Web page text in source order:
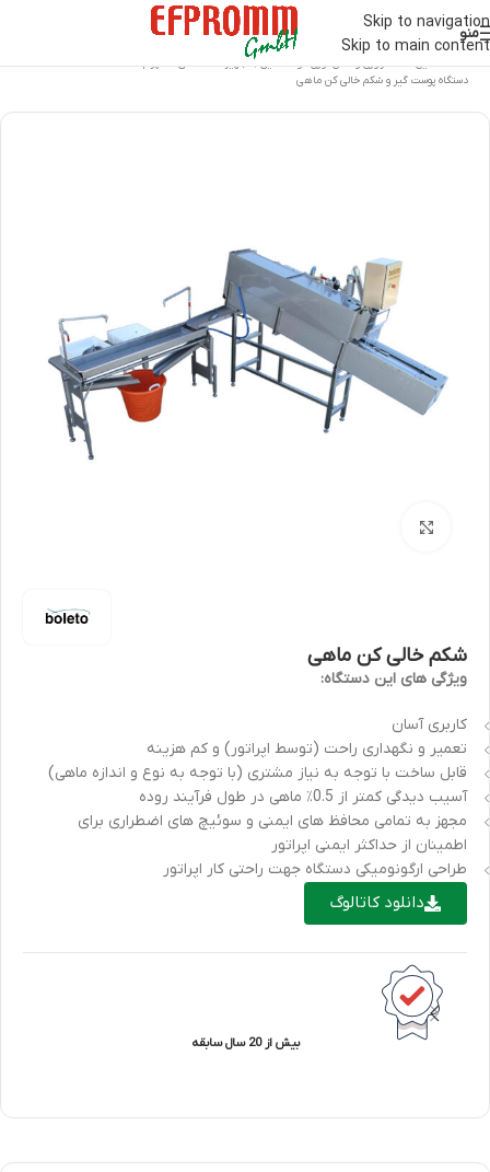
Skip to navigation
Skip to main content
منو
خانه/ماشین آلات فرآوری و عمل آوری مواد غذایی | تجهیزات صنعتی اف پرام/
دستگاه پوست گیر و شکم خالی کن ماهی
شکم خالی کن ماهی
ویژگی های این دستگاه:
کاربری آسان
تعمیر و نگهداری راحت (توسط اپراتور) و کم هزینه
قابل ساخت با توجه به نیاز مشتری (با توجه به نوع و اندازه ماهی)
آسیب دیدگی کمتر از 0.5٪ ماهی در طول فرآیند روده
مجهز به تمامی محافظ های ایمنی و سوئیچ های اضطراری برای
اطمینان از حداکثر ایمنی اپراتور
طراحی ارگونومیکی دستگاه جهت راحتی کار اپراتور
دانلود کاتالوگ
بیش از 20 سال سابقه